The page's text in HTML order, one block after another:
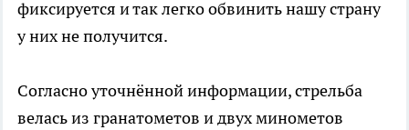
фиксируется и так легко обвинить нашу страну
у них не получится.
Согласно уточнённой информации, стрельба
велась из гранатометов и двух минометов